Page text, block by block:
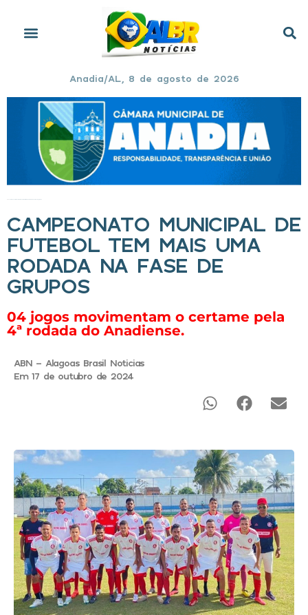
Anadia/AL, 8 de agosto de 2026
CAMPEONATO MUNICIPAL DE
FUTEBOL TEM MAIS UMA
RODADA NA FASE DE
GRUPOS
04 jogos movimentam o certame pela
4ª rodada do Anadiense.
ABN - Alagoas Brasil Noticias
Em 17 de outubro de 2024